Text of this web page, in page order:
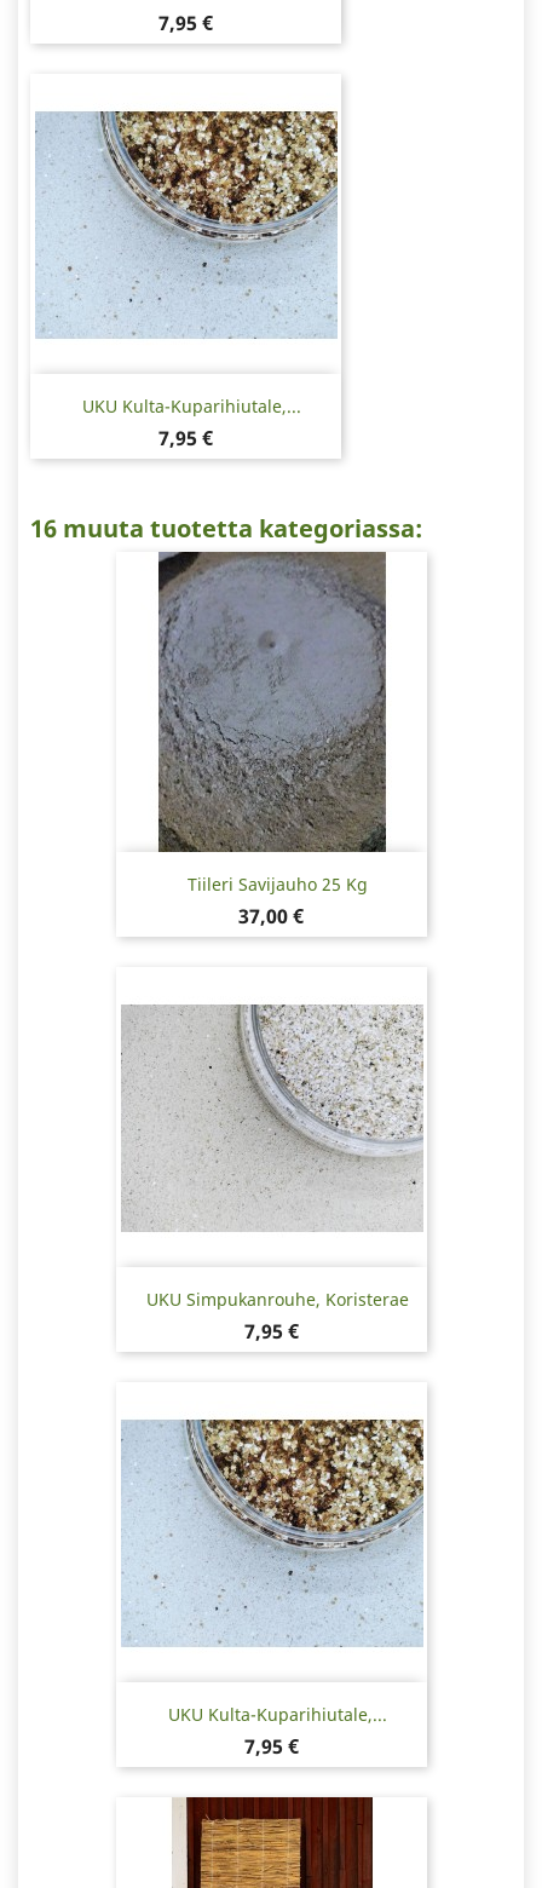
Hinta
7,95 €
UKU Kulta-Kuparihiutale,...
Hinta
7,95 €
16 muuta tuotetta kategoriassa:
Tiileri Savijauho 25 Kg
Hinta
37,00 €
UKU Simpukanrouhe, Koristerae
Hinta
7,95 €
UKU Kulta-Kuparihiutale,...
Hinta
7,95 €